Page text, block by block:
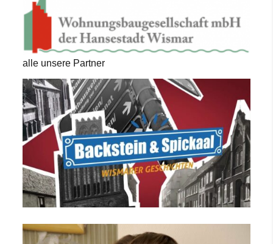
alle unsere Partner